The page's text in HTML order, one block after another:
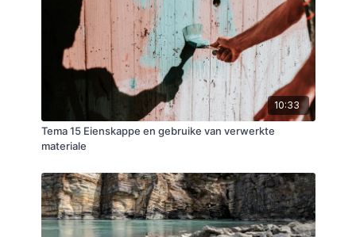
10:33
Tema 15 Eienskappe en gebruike van verwerkte
materiale